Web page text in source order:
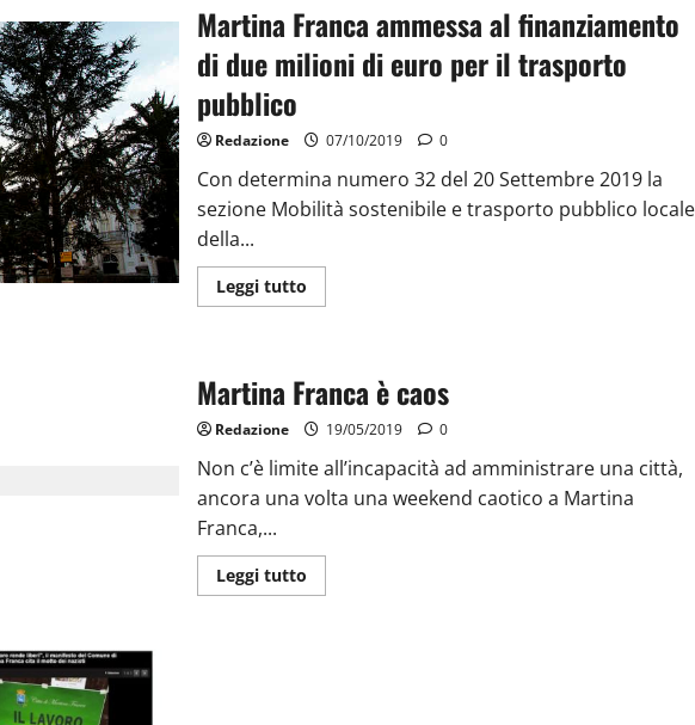
Martina Franca ammessa al finanziamento
di due milioni di euro per il trasporto
pubblico
Redazione 07/10/2019 0
Con determina numero 32 del 20 Settembre 2019 la
sezione Mobilità sostenibile e trasporto pubblico locale
della...
Leggi tutto
Martina Franca è caos
Redazione 19/05/2019 0
Non c’è limite all’incapacità ad amministrare una città,
ancora una volta una weekend caotico a Martina
Franca,...
Leggi tutto